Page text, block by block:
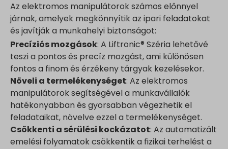
Az elektromos manipulátorok számos előnnyel
járnak, amelyek megkönnyítik az ipari feladatokat
és javítják a munkahelyi biztonságot:
Precíziós mozgások: A Liftronic® Széria lehetővé
teszi a pontos és precíz mozgást, ami különösen
fontos a finom és érzékeny tárgyak kezelésekor.
Növeli a termelékenységet: Az elektromos
manipulátorok segítségével a munkavállalók
hatékonyabban és gyorsabban végezhetik el
feladataikat, növelve ezzel a termelékenységet.
Csökkenti a sérülési kockázatot: Az automatizált
emelési folyamatok csökkentik a fizikai terhelést a